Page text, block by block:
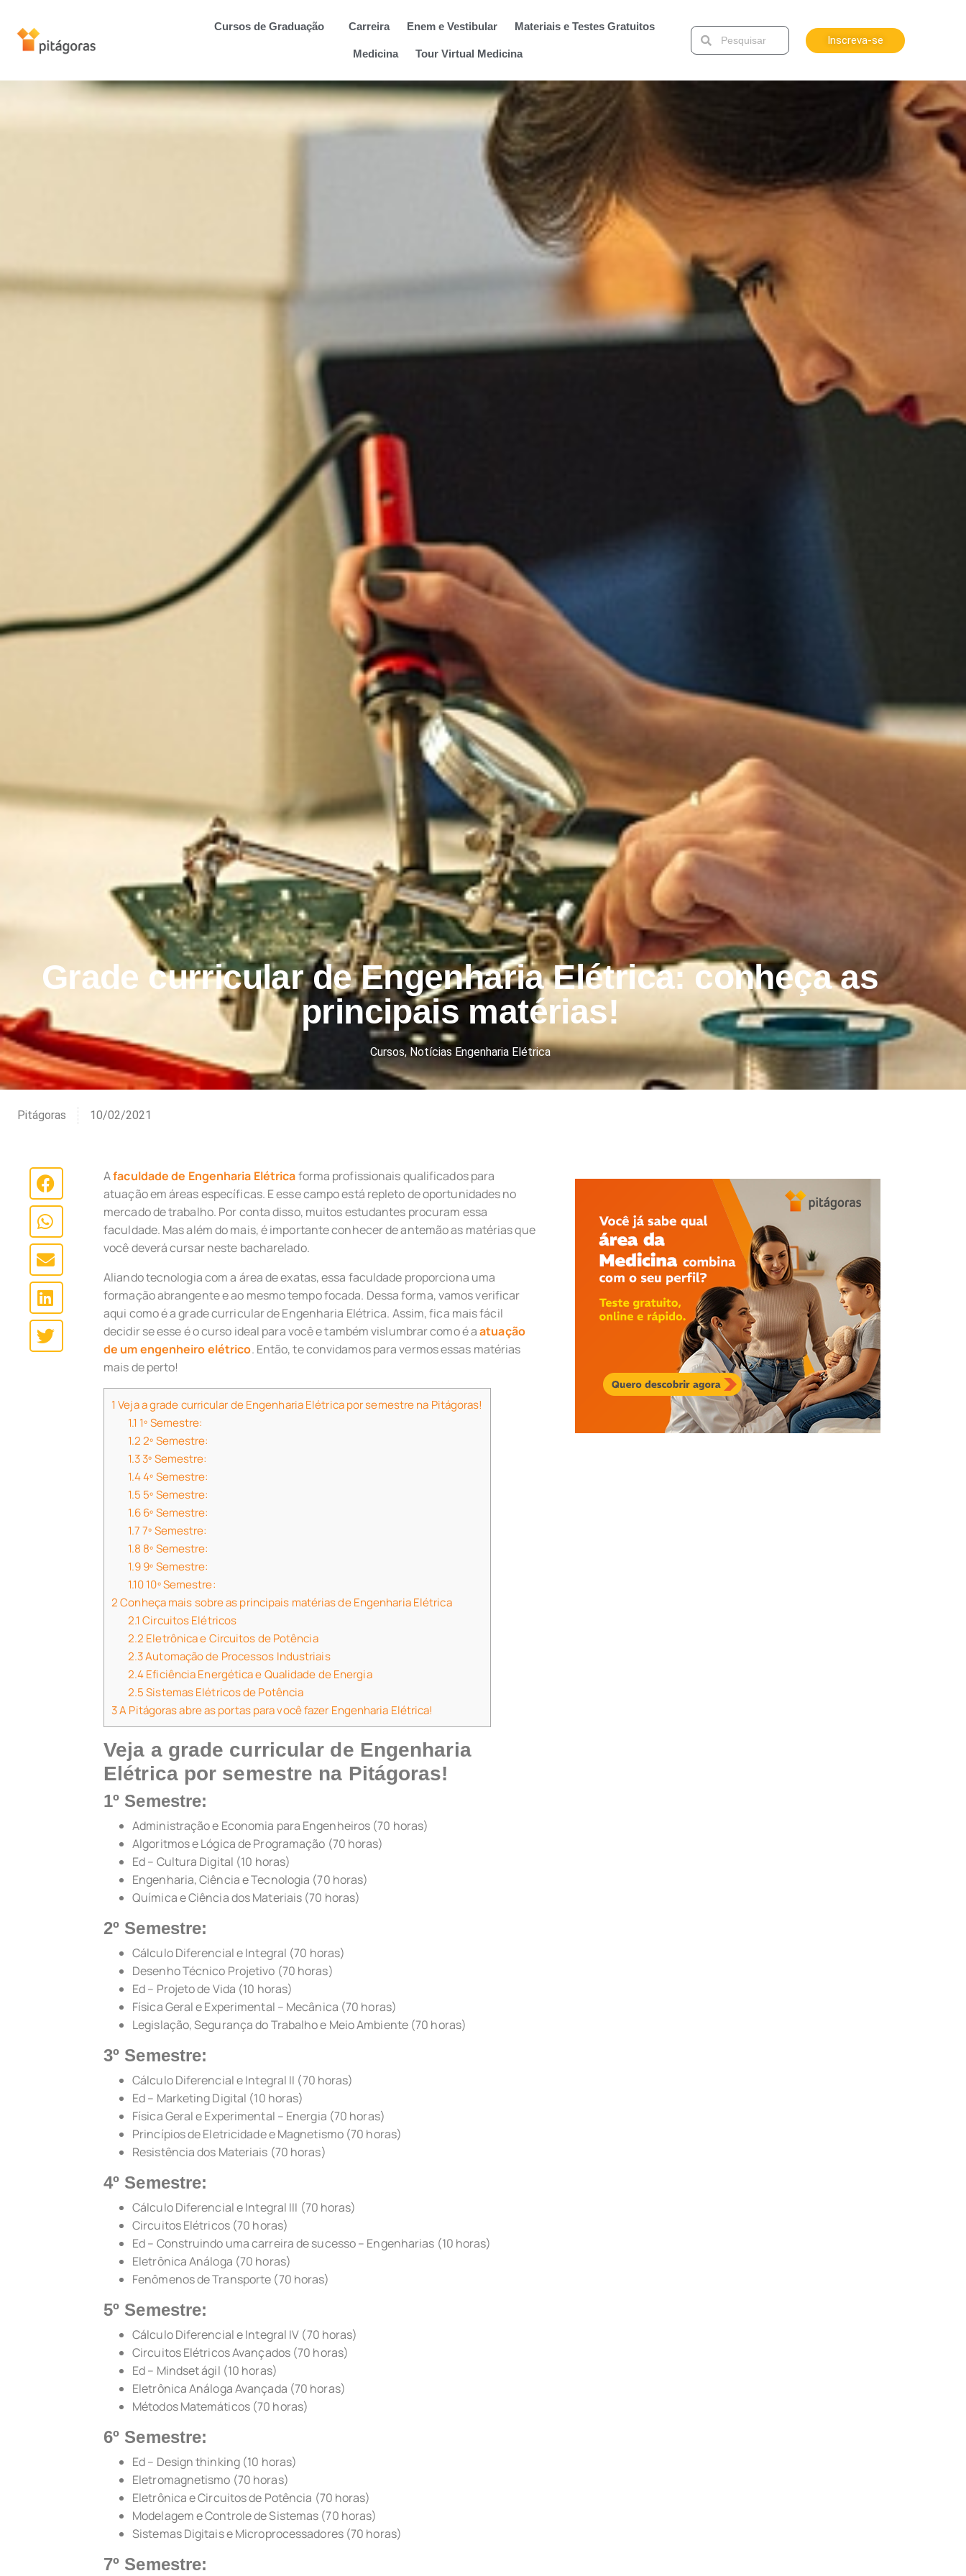
Cursos de Graduação Carreira Enem e Vestibular Materiais e Testes Gratuitos
Medicina Tour Virtual Medicina
Inscreva-se
Grade curricular de Engenharia Elétrica: conheça as
principais matérias!
Cursos, Notícias Engenharia Elétrica
Pitágoras 10/02/2021
Afaculdade de Engenharia Elétricaforma profissionais qualificados para
atuação em áreas específicas. E esse campo está repleto de oportunidades no
mercado de trabalho. Por conta disso, muitos estudantes procuram essa
faculdade. Mas além do mais, é importante conhecer de antemão as matérias que
você deverá cursar neste bacharelado.
Aliando tecnologia com a área de exatas, essa faculdade proporciona uma
formação abrangente e ao mesmo tempo focada. Dessa forma, vamos verificar
aqui como é a grade curricular de Engenharia Elétrica. Assim, fica mais fácil
decidir se esse é o curso ideal para você e também vislumbrar como é aatuação
de um engenheiro elétrico. Então, te convidamos para vermos essas matérias
mais de perto!
1 Veja a grade curricular de Engenharia Elétrica por semestre na Pitágoras!
1.1 1º Semestre:
1.22º Semestre:
1.33º Semestre:
1.44º Semestre:
1.5 5º Semestre:
1.66º Semestre:
1.77º Semestre:
1.8 8º Semestre:
1.99º Semestre:
1.1010º Semestre:
2Conheça mais sobre as principais matérias de Engenharia Elétrica
2.1 Circuitos Elétricos
2.2 Eletrônica e Circuitos de Potência
2.3Automação de Processos Industriais
2.4Eficiência Energética e Qualidade de Energia
2.5Sistemas Elétricos de Potência
3A Pitágoras abre as portas para você fazer Engenharia Elétrica!
Veja a grade curricular de Engenharia
Elétrica por semestre na Pitágoras!
1º Semestre:
Administração e Economia para Engenheiros (70 horas)
Algoritmos e Lógica de Programação (70 horas)
Ed – Cultura Digital (10 horas)
Engenharia, Ciência e Tecnologia (70 horas)
Química e Ciência dos Materiais (70 horas)
2º Semestre:
Cálculo Diferencial e Integral (70 horas)
Desenho Técnico Projetivo (70 horas)
Ed – Projeto de Vida (10 horas)
Física Geral e Experimental – Mecânica (70 horas)
Legislação, Segurança do Trabalho e Meio Ambiente (70 horas)
3º Semestre:
Cálculo Diferencial e Integral II (70 horas)
Ed – Marketing Digital (10 horas)
Física Geral e Experimental – Energia (70 horas)
Princípios de Eletricidade e Magnetismo (70 horas)
Resistência dos Materiais (70 horas)
4º Semestre:
Cálculo Diferencial e Integral III (70 horas)
Circuitos Elétricos (70 horas)
Ed – Construindo uma carreira de sucesso – Engenharias (10 horas)
Eletrônica Análoga (70 horas)
Fenômenos de Transporte (70 horas)
5º Semestre:
Cálculo Diferencial e Integral IV (70 horas)
Circuitos Elétricos Avançados (70 horas)
Ed – Mindset ágil (10 horas)
Eletrônica Análoga Avançada (70 horas)
Métodos Matemáticos (70 horas)
6º Semestre:
Ed – Design thinking (10 horas)
Eletromagnetismo (70 horas)
Eletrônica e Circuitos de Potência (70 horas)
Modelagem e Controle de Sistemas (70 horas)
Sistemas Digitais e Microprocessadores (70 horas)
7º Semestre: